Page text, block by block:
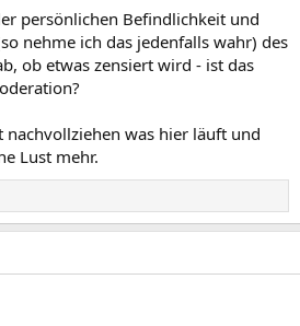
persönlichen Befindlichkeit und
nehme ich das jedenfalls wahr) des
ob etwas zensiert wird - ist das
was hier läuft und
Lust mehr.